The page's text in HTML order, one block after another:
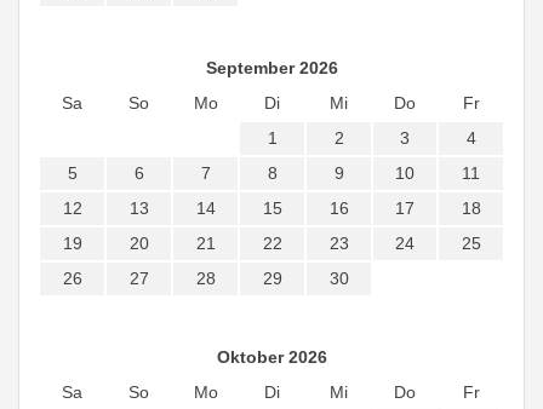
September 2026
Sa
So Mo Di Mi Do
Fr
1
2 3
4
5
6 7 8 9 10
11
12
13 14 15 16 17
18
19
20 21 22 23 24
25
26
27 28 29 30
Oktober 2026
Sa
So Mo Di Mi Do
Fr